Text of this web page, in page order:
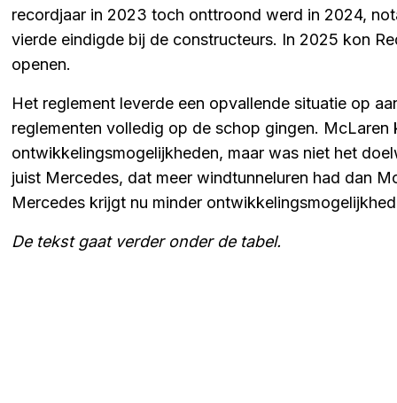
recordjaar in 2023 toch onttroond werd in 2024,
vierde eindigde bij de constructeurs. In 2025 kon
openen.
Het reglement leverde een opvallende situatie op
reglementen volledig op de schop gingen.
ontwikkelingsmogelijkheden, maar was niet het
juist Mercedes, dat meer windtunneluren had dan
Mercedes krijgt nu minder
De tekst gaat verder onder de tabel.